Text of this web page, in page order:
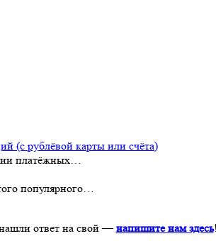
(с рублёвой карты или счёта)
платёжных…
популярного…
ответ на свой —напишите нам здесь!